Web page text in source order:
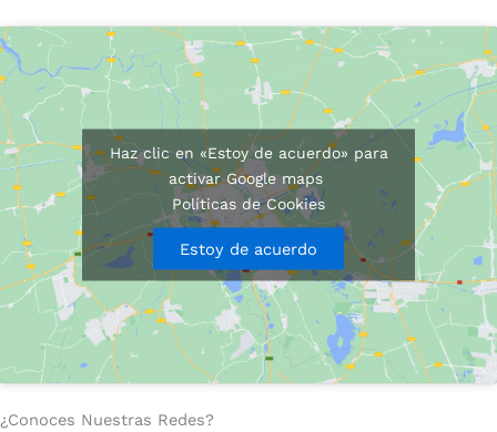
Haz clic en «Estoy de acuerdo» para
activar Google maps
Políticas de Cookies
Estoy de acuerdo
¿Conoces Nuestras Redes?